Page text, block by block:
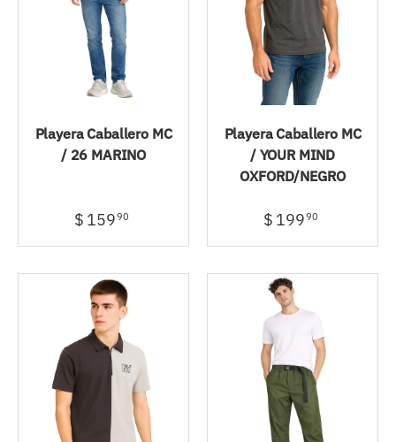
Playera Caballero MC
/ 26 MARINO
$ 15990
Playera Caballero MC
/ YOUR MIND
OXFORD/NEGRO
$ 19990